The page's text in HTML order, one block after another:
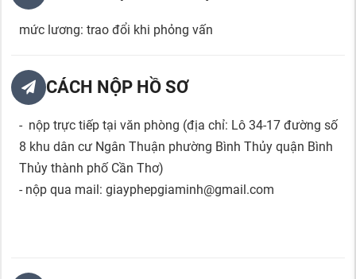
mức lương: trao đổi khi phỏng vấn
CÁCH NỘP HỒ SƠ
- nộp trực tiếp tại văn phòng (địa chỉ: Lô 34-17 đường số
8 khu dân cư Ngân Thuận phường Bình Thủy quận Bình
Thủy thành phố Cần Thơ)
- nộp qua mail: giayphepgiaminh@gmail.com